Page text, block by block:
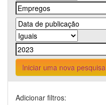
Iniciar uma nova pesquisa
Adicionar filtros: